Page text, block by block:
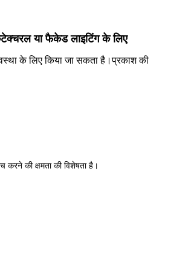
या फैकेड लाइटिंग के लिए
के लिए किया जा सकता है।प्रकाश की
की क्षमता की विशेषता है।